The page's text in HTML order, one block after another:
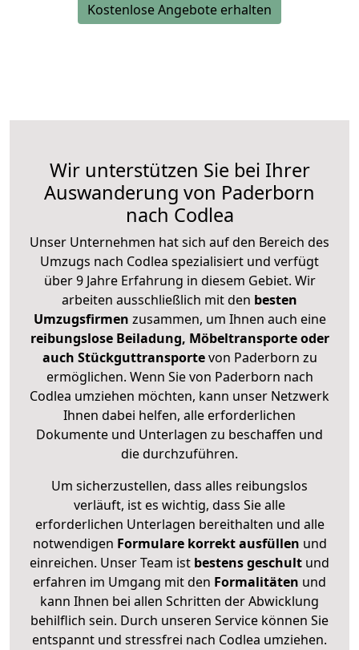
Kostenlose Angebote erhalten
Wir unterstützen Sie bei Ihrer
Auswanderung von Paderborn
nach Codlea
Unser Unternehmen hat sich auf den Bereich des
Umzugs nach Codlea spezialisiert und verfügt
über 9 Jahre Erfahrung in diesem Gebiet. Wir
arbeiten ausschließlich mit den besten
Umzugsfirmen zusammen, um Ihnen auch eine
reibungslose Beiladung, Möbeltransporte oder
auch Stückguttransportevon Paderborn zu
ermöglichen. Wenn Sie von Paderborn nach
Codlea umziehen möchten, kann unser Netzwerk
Ihnen dabei helfen, alle erforderlichen
Dokumente und Unterlagen zu beschaffen und
die durchzuführen.
Um sicherzustellen, dass alles reibungslos
verläuft, ist es wichtig, dass Sie alle
erforderlichen Unterlagen bereithalten und alle
notwendigen Formulare korrekt ausfüllen und
einreichen. Unser Team ist bestens geschult und
erfahren im Umgang mit den Formalitäten und
kann Ihnen bei allen Schritten der Abwicklung
behilflich sein. Durch unseren Service können Sie
entspannt und stressfrei nach Codlea umziehen.